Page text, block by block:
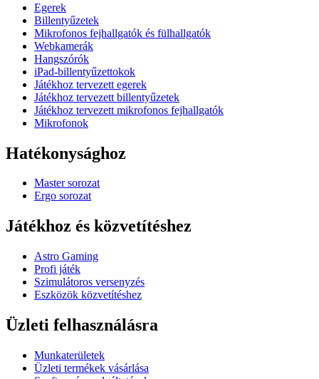
Egerek
Billentyűzetek
Mikrofonos fejhallgatók és fülhallgatók
Webkamerák
Hangszórók
iPad-billentyűzettokok
Játékhoz tervezett egerek
Játékhoz tervezett billentyűzetek
Játékhoz tervezett mikrofonos fejhallgatók
Mikrofonok
Hatékonysághoz
Master sorozat
Ergo sorozat
Játékhoz és közvetítéshez
Astro Gaming
Profi játék
Szimulátoros versenyzés
Eszközök közvetítéshez
Üzleti felhasználásra
Munkaterületek
Üzleti termékek vásárlása